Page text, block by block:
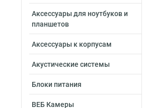
Аксессуары для ноутбуков и
планшетов
Аксессуары к корпусам
Акустические системы
Блоки питания
ВЕБ Камеры